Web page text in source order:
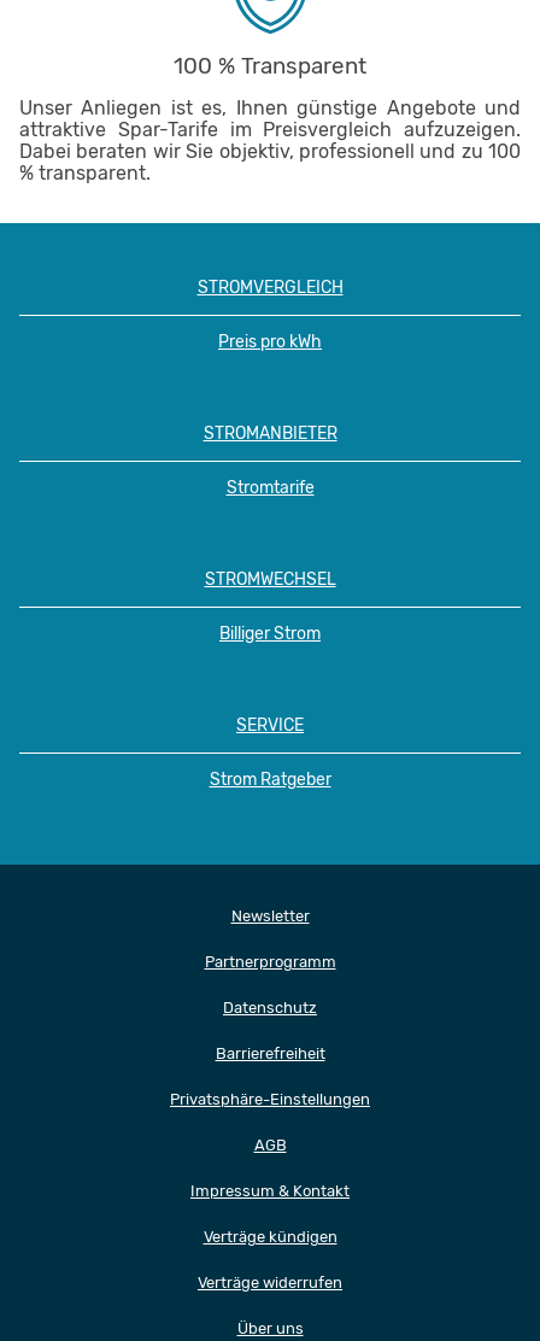
100 % Transparent
Unser Anliegen ist es, Ihnen günstige Angebote und
attraktive Spar-Tarife im Preisvergleich aufzuzeigen.
Dabei beraten wir Sie objektiv, professionell und zu 100
% transparent.
STROMVERGLEICH
Preis pro kWh
STROMANBIETER
Stromtarife
STROMWECHSEL
Billiger Strom
SERVICE
Strom Ratgeber
Newsletter
Partnerprogramm
Datenschutz
Barrierefreiheit
Privatsphäre-Einstellungen
AGB
Impressum & Kontakt
Verträge kündigen
Verträge widerrufen
Über uns